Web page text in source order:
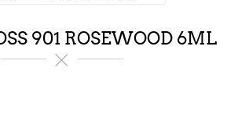
901 ROSEWOOD 6ML